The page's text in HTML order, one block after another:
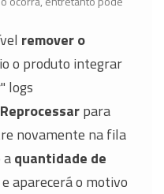
remover o
o produto integrar
logs
Reprocessarpara
novamente na fila
aquantidade de
e aparecerá o motivo